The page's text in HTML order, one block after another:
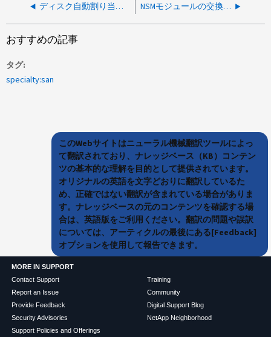
ディスク自動割り当ての構成ミスにより、ディスク交換後に黄色の LED が点灯 NSMモジュールの交換後、NS224シェルフの前面パネルにある黄色のLEDにエラーが表示されない
おすすめの記事
タグ
specialty:san
このWebサイトはニューラル機械翻訳ツールによっ
て翻訳されており、ナレッジベース（KB）コンテン
ツの基本的な理解を目的として提供されています。
オリジナルの英語を文字どおりに翻訳しているた
め、正確ではない翻訳が含まれている場合がありま
す。ナレッジベースの元のコンテンツを確認する場
合は、英語版をご利用ください。翻訳の問題や誤訳
については、アーティクルの最後にある[Feedback]
オプションを使用して報告できます。
MORE IN SUPPORT
Contact Support
Report an Issue
Provide Feedback
Security Advisories
Support Policies and Offerings
Training
Community
Digital Support Blog
NetApp Neighborhood